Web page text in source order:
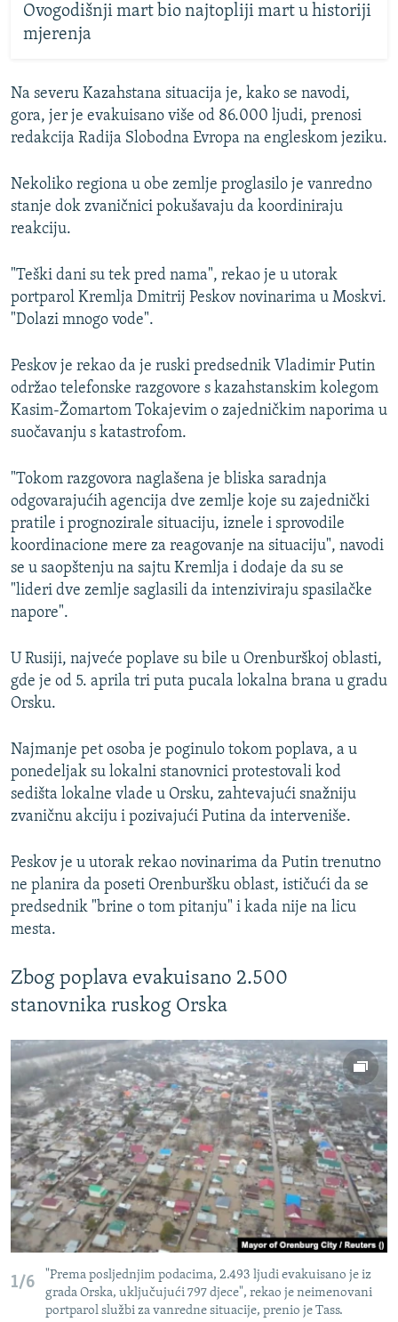
Ovogodišnji mart bio najtopliji mart u historiji
mjerenja
Na severu Kazahstana situacija je, kako se navodi,
gora, jer je evakuisano više od 86.000 ljudi, prenosi
redakcija Radija Slobodna Evropa na engleskom jeziku.
Nekoliko regiona u obe zemlje proglasilo je vanredno
stanje dok zvaničnici pokušavaju da koordiniraju
reakciju.
"Teški dani su tek pred nama", rekao je u utorak
portparol Kremlja Dmitrij Peskov novinarima u Moskvi.
"Dolazi mnogo vode".
Peskov je rekao da je ruski predsednik Vladimir Putin
održao telefonske razgovore s kazahstanskim kolegom
Kasim-Žomartom Tokajevim o zajedničkim naporima u
suočavanju s katastrofom.
"Tokom razgovora naglašena je bliska saradnja
odgovarajućih agencija dve zemlje koje su zajednički
pratile i prognozirale situaciju, iznele i sprovodile
koordinacione mere za reagovanje na situaciju", navodi
se u saopštenju na sajtu Kremlja i dodaje da su se
"lideri dve zemlje saglasili da intenziviraju spasilačke
napore".
U Rusiji, najveće poplave su bile u Orenburškoj oblasti,
gde je od 5. aprila tri puta pucala lokalna brana u gradu
Orsku.
Najmanje pet osoba je poginulo tokom poplava, a u
ponedeljak su lokalni stanovnici protestovali kod
sedišta lokalne vlade u Orsku, zahtevajući snažniju
zvaničnu akciju i pozivajući Putina da interveniše.
Peskov je u utorak rekao novinarima da Putin trenutno
ne planira da poseti Orenburšku oblast, ističući da se
predsednik "brine o tom pitanju" i kada nije na licu
mesta.
Zbog poplava evakuisano 2.500
stanovnika ruskog Orska
1/6
"Prema posljednjim podacima, 2.493 ljudi evakuisano je iz
grada Orska, uključujući 797 djece", rekao je neimenovani
portparol službi za vanredne situacije, prenio je Tass.